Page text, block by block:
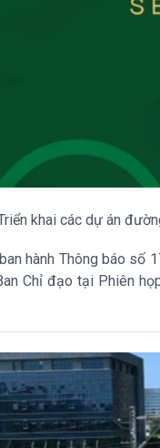
khai các dự án
hành Thông báo
Chỉ đạo tại Phiên